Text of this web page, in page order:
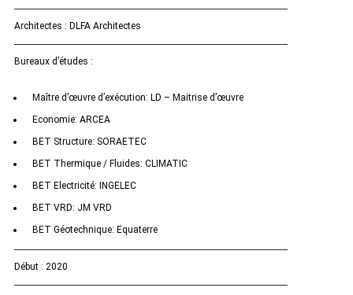
Architectes : DLFA Architectes
Bureaux d’études :
Maître d’œuvre d’exécution: LD – Maitrise d’œuvre
Economie: ARCEA
BET Structure: SORAETEC
BET Thermique / Fluides: CLIMATIC
BET Electricité: INGELEC
BET VRD: JM VRD
BET Géotechnique: Equaterre
Début : 2020